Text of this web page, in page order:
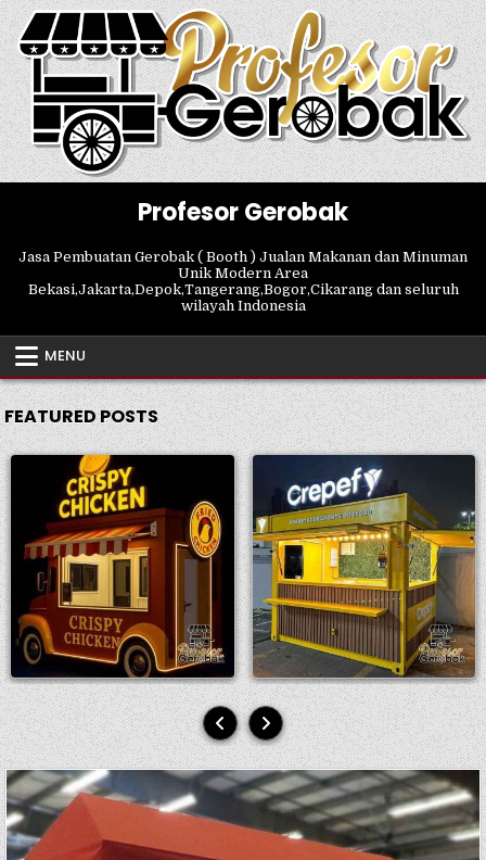
Skip
to
content
Profesor Gerobak
Jasa Pembuatan Gerobak ( Booth ) Jualan Makanan dan Minuman
Unik Modern Area
Bekasi,Jakarta,Depok,Tangerang,Bogor,Cikarang dan seluruh
wilayah Indonesia
MENU
FEATURED POSTS